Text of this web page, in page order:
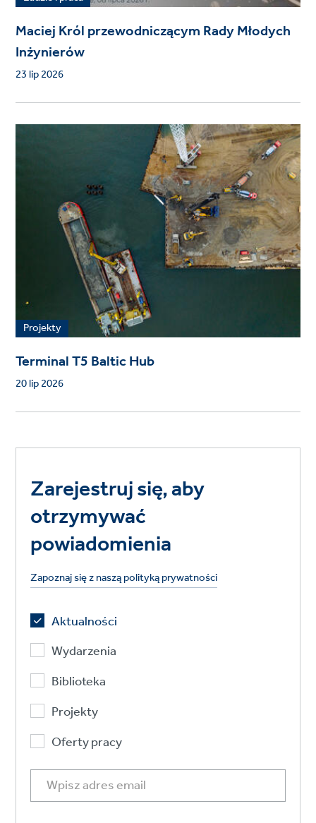
Maciej Król przewodniczącym Rady Młodych
Inżynierów
23 lip 2026
Projekty
Terminal T5 Baltic Hub
20 lip 2026
Zarejestruj się, aby
otrzymywać
powiadomienia
Zapoznaj się z naszą polityką prywatności
Aktualności
Wydarzenia
Biblioteka
Projekty
Oferty pracy